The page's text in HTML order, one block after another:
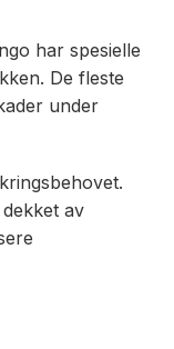
har spesielle
De fleste
under
av